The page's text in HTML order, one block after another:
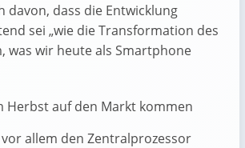
davon, dass die Entwicklung
sei „wie die Transformation des
was wir heute als Smartphone
Herbst auf den Markt kommen
allem den Zentralprozessor